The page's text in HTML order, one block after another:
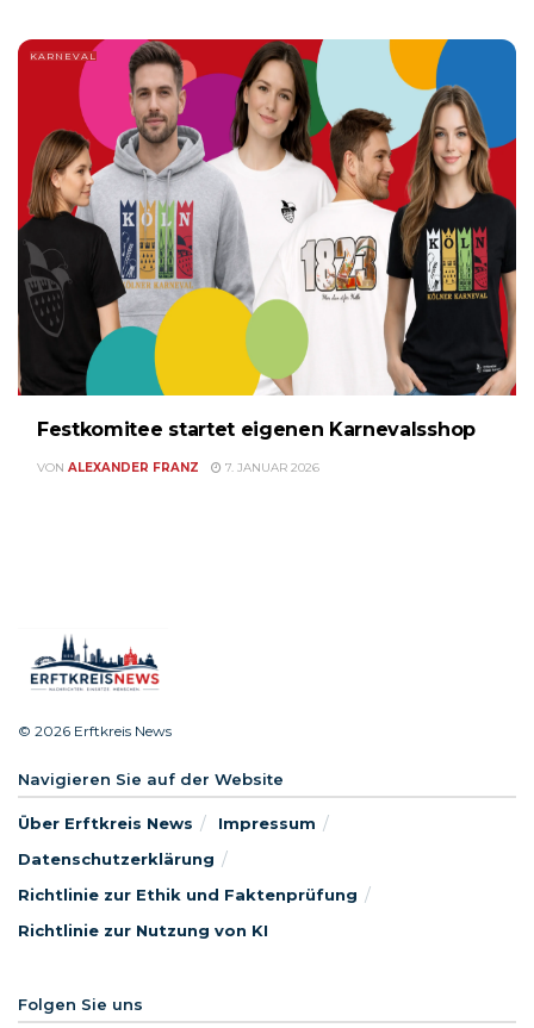
KARNEVAL
Festkomitee startet eigenen Karnevalsshop
VON ALEXANDER FRANZ 7. JANUAR 2026
© 2026 Erftkreis News
Navigieren Sie auf der Website
Über Erftkreis News
Impressum
Datenschutzerklärung
Richtlinie zur Ethik und Faktenprüfung
Richtlinie zur Nutzung von KI
Folgen Sie uns